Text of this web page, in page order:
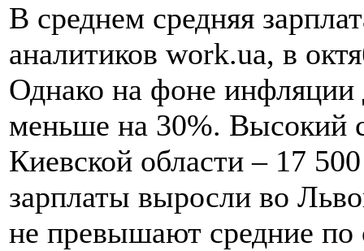
В среднем средняя
аналитиков work.ua, в
Однако на фоне инфляции
меньше на 30%. Высокий
Киевской области – 17
зарплаты выросли во
не превышают средние по